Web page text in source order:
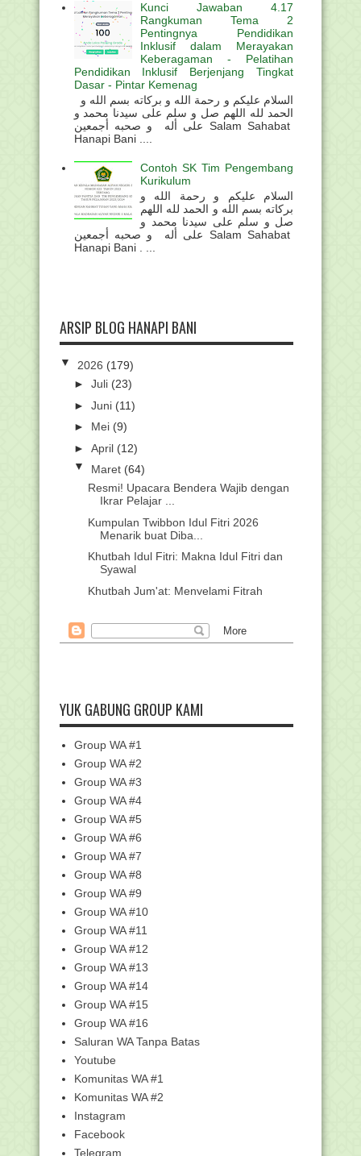
Kunci Jawaban 4.17
Rangkuman Tema 2
Pentingnya Pendidikan
Inklusif dalam Merayakan
Keberagaman - Pelatihan
Pendidikan Inklusif Berjenjang Tingkat
Dasar - Pintar Kemenag
الحمد لله اللهم صل و سلم على سيدنا محمد و
على أله و صحبه أجمعين Salam Sahabat
Hanapi Bani ....
Contoh SK Tim Pengembang
Kurikulum
السلام عليكم و رحمة الله و
بركاته بسم الله و الحمد لله اللهم
صل و سلم على سيدنا محمد و
على أله و صحبه أجمعين Salam Sahabat
Hanapi Bani . ...
ARSIP BLOG HANAPI BANI
▼ 2026 (179)
► Juli (23)
► Juni (11)
► Mei (9)
► April (12)
▼ Maret (64)
Resmi! Upacara Bendera Wajib dengan
Ikrar Pelajar ...
Kumpulan Twibbon Idul Fitri 2026
Menarik buat Diba...
Khutbah Idul Fitri: Makna Idul Fitri dan
Syawal
Khutbah Jum'at: Menyelami Fitrah
Cara Niat Zakat Fitrah serta Taqlidnya
Hukum Shalat Kafarat di Jumat Akhir
Cara Cek Status Usulan ASN di MOLA
BKN: Panduan Le...
Panduan Menginstal Aplikasi Exam
Browser Client un...
Link Daftar dan Kumpulan Kunci
Jawaban Pelatihan D...
Kumpulan Kunci Jawaban Pelatihan
Pendidikan Keseha...
Kunci Jawaban 3.14 Kekerasan
Berbasis Gender, Pe...
Kunci Jawaban 3.10 Tumbuh Sebagai
Perempuan dan ...
Kunci Jawaban 3.9 Relasi Sehat dan
Bertanggung J...
Kunci Jawaban 3.6 Hak dan Pembuatan
Keputusan - ...
Kunci Jawaban 3.4 Isu Seputar
Pubertas pada Rema...
Kunci Jawaban 3.2 Konsep
Perkembangan Remaja - B...
Kumpulan Kunci Jawaban Pelatihan
Kunci Jawaban 3.11 Klasifikasi Aktivitas
dalam Pen...
Kunci Jawaban 3.9 Peran Komunikasi
Verbal dan Nonv...
YUK GABUNG GROUP KAMI
Group WA #1
Group WA #2
Group WA #3
Group WA #4
Group WA #5
Group WA #6
Group WA #7
Group WA #8
Group WA #9
Group WA #10
Group WA #11
Group WA #12
Group WA #13
Group WA #14
Group WA #15
Group WA #16
Saluran WA Tanpa Batas
Youtube
Komunitas WA #1
Komunitas WA #2
Instagram
Facebook
Telegram